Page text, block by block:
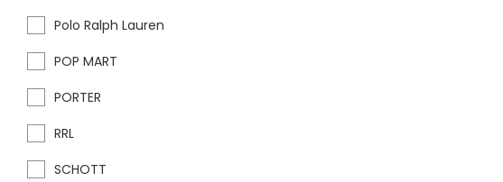
Polo Ralph Lauren
POP MART
PORTER
RRL
SCHOTT